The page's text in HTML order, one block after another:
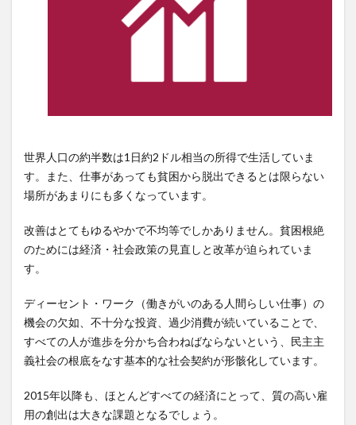
クを
る」
1.1
目標
8の
ター
ト
成
雇用
の現
世界人口の約半数は1日約2ドル相当の所得で生活していま
す。また、仕事があっても貧困から脱出できるとは限らない
場所があまりにも多くなっています。
改善はとてもゆるやかで不均等でしかありません。貧困根絶
のためには経済・社会政策の見直しと改革が迫られていま
す。
ディーセント・ワーク（働きがいのある人間らしい仕事）の
機会の欠如、不十分な投資、過少消費が続いていることで、
すべての人が進歩を分かち合わねばならないという、民主主
義社会の根底をなす基本的な社会契約が形骸化しています。
2015年以降も、ほとんどすべての経済にとって、質の高い雇
用の創出は大きな課題となるでしょう。